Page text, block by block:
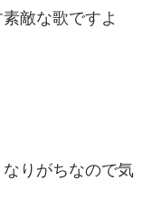
敵な歌ですよ
りがちなので気